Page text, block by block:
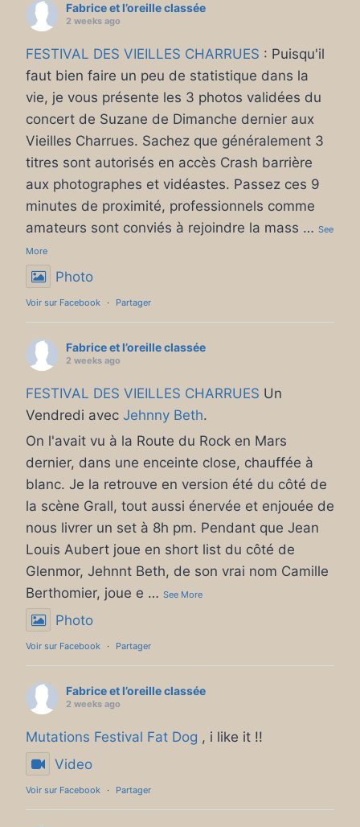
Fabrice et l’oreille classée
2 weeks ago
FESTIVAL DES VIEILLES CHARRUES : Puisqu'il
faut bien faire un peu de statistique dans la
vie, je vous présente les 3 photos validées du
concert de Suzane de Dimanche dernier aux
Vieilles Charrues. Sachez que généralement 3
titres sont autorisés en accès Crash barrière
aux photographes et vidéastes. Passez ces 9
minutes de proximité, professionnels comme
amateurs sont conviés à rejoindre la mass … See
More
Photo
Voir sur Facebook · Partager
Fabrice et l’oreille classée
2 weeks ago
FESTIVAL DES VIEILLES CHARRUES Un
Vendredi avec Jehnny Beth.
On l'avait vu à la Route du Rock en Mars
dernier, dans une enceinte close, chauffée à
blanc. Je la retrouve en version été du côté de
la scène Grall, tout aussi énervée et enjouée de
nous livrer un set à 8h pm. Pendant que Jean
Louis Aubert joue en short list du côté de
Glenmor, Jehnnt Beth, de son vrai nom Camille
Berthomier, joue e … See More
Photo
Voir sur Facebook · Partager
Fabrice et l’oreille classée
2 weeks ago
Mutations Festival Fat Dog , i like it !!
Video
Voir sur Facebook · Partager